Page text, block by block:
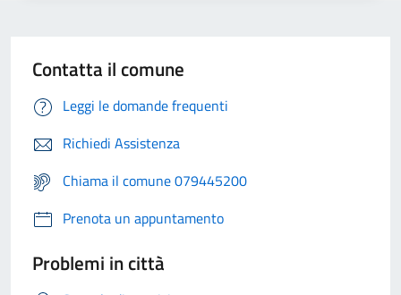
Contatta il comune
Leggi le domande frequenti
Richiedi Assistenza
Chiama il comune 079445200
Prenota un appuntamento
Problemi in città